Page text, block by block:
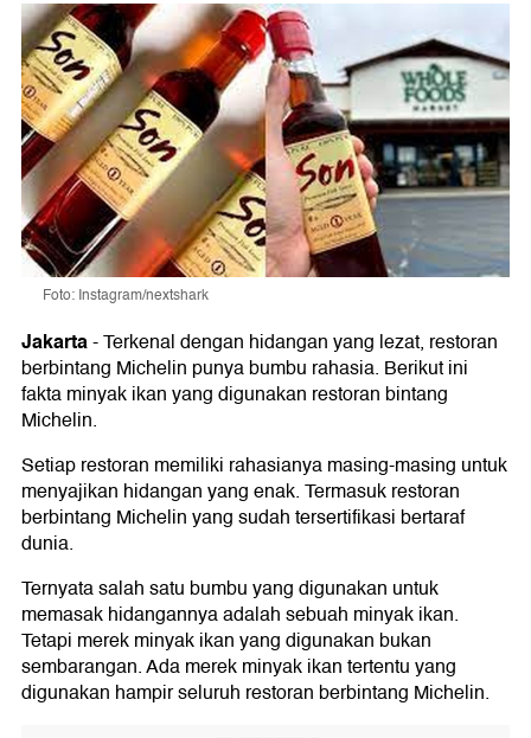
Foto: Instagram/nextshark
Jakarta-Terkenal dengan hidangan yang lezat, restoran
berbintang Michelin punya bumbu rahasia. Berikut ini
fakta minyak ikan yang digunakan restoran bintang
Michelin.
Setiap restoran memiliki rahasianya masing-masing untuk
menyajikan hidangan yang enak. Termasuk restoran
berbintang Michelin yang sudah tersertifikasi bertaraf
dunia.
Ternyata salah satu bumbu yang digunakan untuk
memasak hidangannya adalah sebuah minyak ikan.
Tetapi merek minyak ikan yang digunakan bukan
sembarangan. Ada merek minyak ikan tertentu yang
digunakan hampir seluruh restoran berbintang Michelin.